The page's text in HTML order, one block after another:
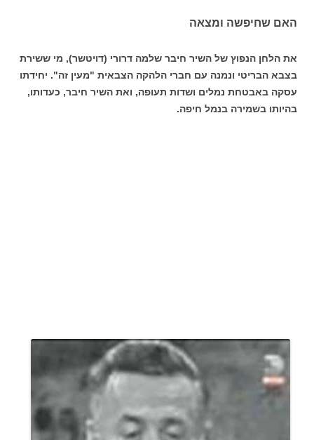
האם שחיפשה ומצאה
את הלחן הנפוץ של השיר חיבר שלמה דרורי (דויטשר), מי ששירת
בצבא הבריטי ונמנה עם חברי הלהקה הצבאית "מעין זה". יחידתו
עסקה באבטחת נמלים ושדות תעופה, ואת השיר חיבר, כעדותו,
בהיותו בשמירה בנמל חיפה.